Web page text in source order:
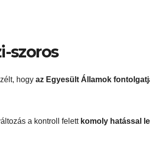
szoros
hogy az Egyesült Államok
a kontroll felett komoly hatással